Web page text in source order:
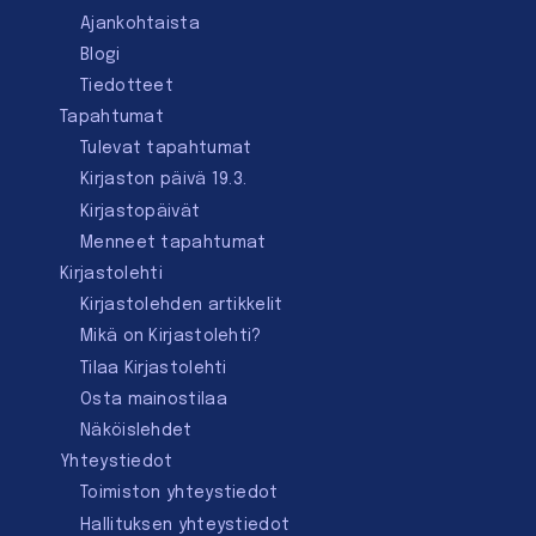
Ajankohtaista
Blogi
Tiedotteet
Tapahtumat
Tulevat tapahtumat
Kirjaston päivä 19.3.
Kirjastopäivät
Menneet tapahtumat
Kirjastolehti
Kirjastolehden artikkelit
Mikä on Kirjastolehti?
Tilaa Kirjastolehti
Osta mainostilaa
Näköislehdet
Yhteystiedot
Toimiston yhteystiedot
Hallituksen yhteystiedot